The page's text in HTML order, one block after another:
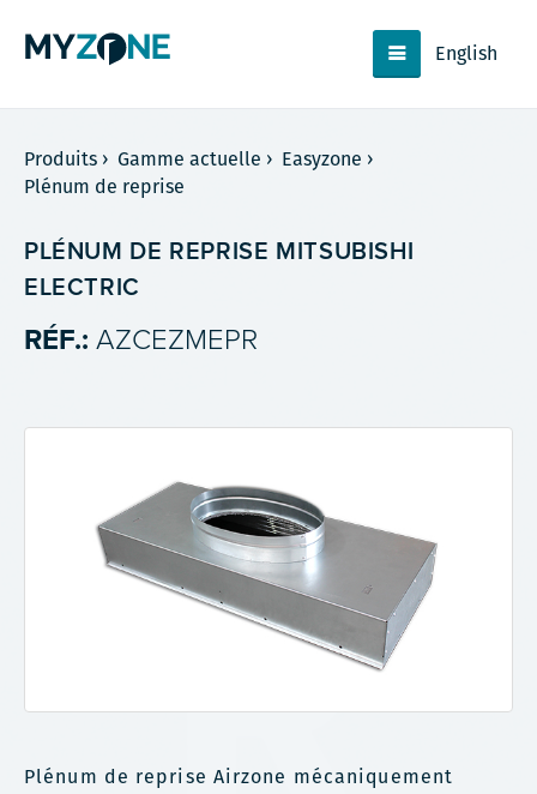
English
Produits › Gamme actuelle › Easyzone ›
Plénum de reprise
PLÉNUM DE REPRISE MITSUBISHI
ELECTRIC
RÉF.: AZCEZMEPR
Plénum de reprise Airzone mécaniquement